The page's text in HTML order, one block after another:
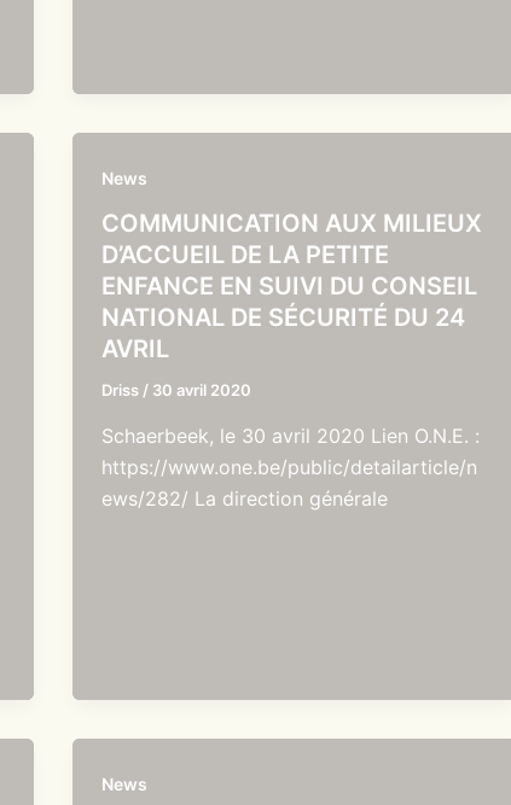
News
COMMUNICATION AUX MILIEUX
D’ACCUEIL DE LA PETITE
ENFANCE EN SUIVI DU CONSEIL
NATIONAL DE SÉCURITÉ DU 24
AVRIL
Driss / 30 avril 2020
Schaerbeek, le 30 avril 2020 Lien O.N.E. :
https://www.one.be/public/detailarticle/n
ews/282/ La direction générale
News